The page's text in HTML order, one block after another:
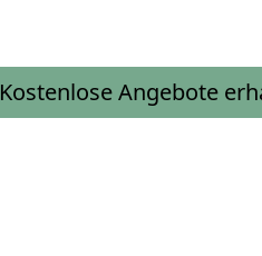
Kostenlose Angebote